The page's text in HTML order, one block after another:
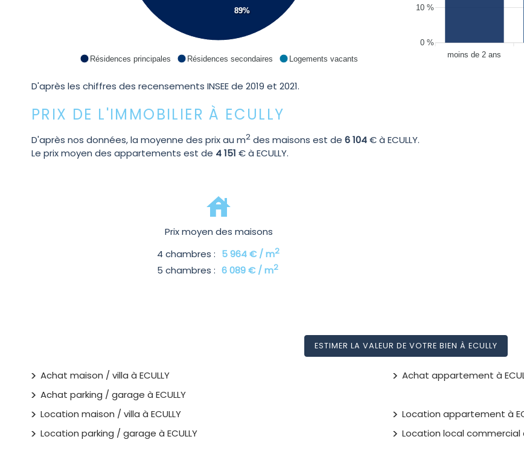
89%
Résidences principales Résidences secondaires Logements vacants
10 %
0 %
moins de 2 ans
D'après les chiffres des recensements INSEE de 2019 et 2021.
PRIX DE L'IMMOBILIER À ECULLY
D'après nos données, la moyenne des prix au m2 des maisons est de 6 104€ à ECULLY.
Le prix moyen des appartements est de 4 151 € à ECULLY.
Prix moyen des maisons
4 chambres : 5 964 € / m2
5 chambres : 6 089 € / m2
ESTIMER LA VALEUR DE VOTRE BIEN À ECULLY
Achat maison / villa à ECULLY
Achat appartement à
Achat parking / garage à ECULLY
Location maison / villa à ECULLY
Location appartement à
Location parking / garage à ECULLY
Location local commercial